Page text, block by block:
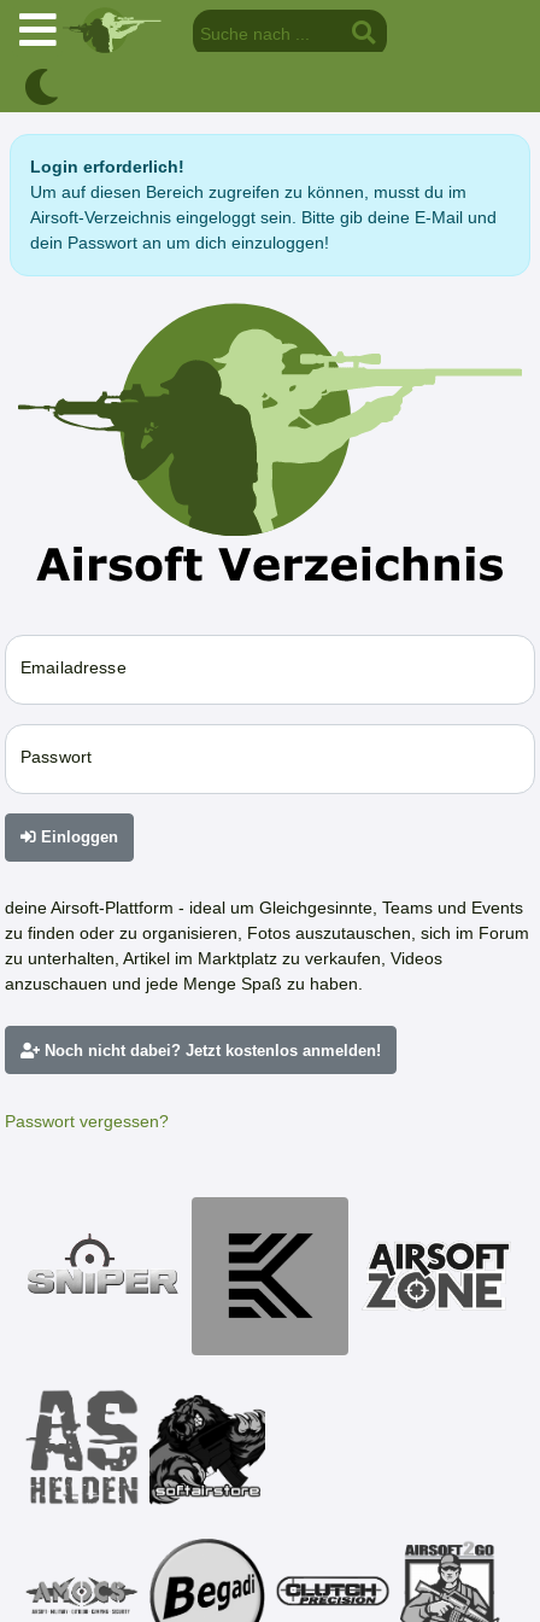
Login erforderlich!
Um auf diesen Bereich zugreifen zu können, musst du im
Airsoft-Verzeichnis eingeloggt sein. Bitte gib deine E-Mail und
dein Passwort an um dich einzuloggen!
Emailadresse
Passwort
Einloggen
deine Airsoft-Plattform - ideal um Gleichgesinnte, Teams und Events
zu finden oder zu organisieren, Fotos auszutauschen, sich im Forum
zu unterhalten, Artikel im Marktplatz zu verkaufen, Videos
anzuschauen und jede Menge Spaß zu haben.
Noch nicht dabei? Jetzt kostenlos anmelden!
Passwort vergessen?